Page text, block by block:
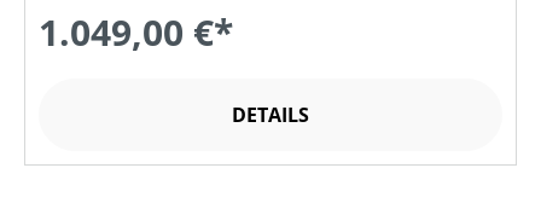
1.049,00 €*
DETAILS